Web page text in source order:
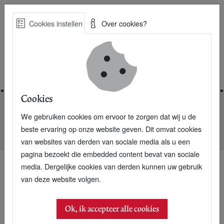
Skip
Best Practices voor een duurzame toekomst
Nieuwsarchief
Shell ontdekt met nieuwe technologie aardgasveld
09 december 2004
Shell ontdekt met
Cookies instellen Over cookies?
Cookies
We gebruiken cookies om ervoor te zorgen dat wij u de
beste ervaring op onze website geven. Dit omvat cookies
van websites van derden van sociale media als u een
pagina bezoekt die embedded content bevat van sociale
media. Dergelijke cookies van derden kunnen uw gebruik
van deze website volgen.
Ok, ik accepteer alle cookies